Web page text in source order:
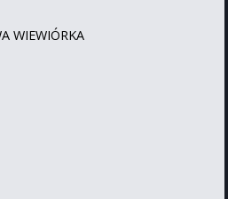
WIEWIÓRKA